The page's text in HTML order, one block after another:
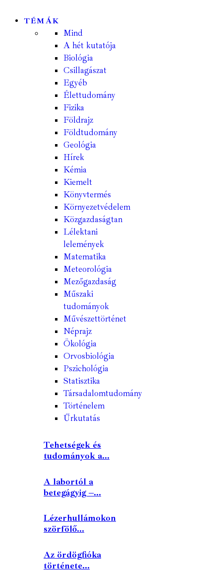
TÉMÁK
Mind
A hét kutatója
Biológia
Csillagászat
Egyéb
Élettudomány
Fizika
Földrajz
Földtudomány
Geológia
Hírek
Kémia
Kiemelt
Könyvtermés
Környezetvédelem
Közgazdaságtan
Lélektani
lelemények
Matematika
Meteorológia
Mezőgazdaság
Műszaki
tudományok
Művészettörténet
Néprajz
Ökológia
Orvosbiológia
Pszichológia
Statisztika
Társadalomtudomány
Történelem
Űrkutatás
Tehetségek és
tudományok a...
A labortól a
betegágyig –...
Lézerhullámokon
szörfölő...
Az ördögfióka
története...